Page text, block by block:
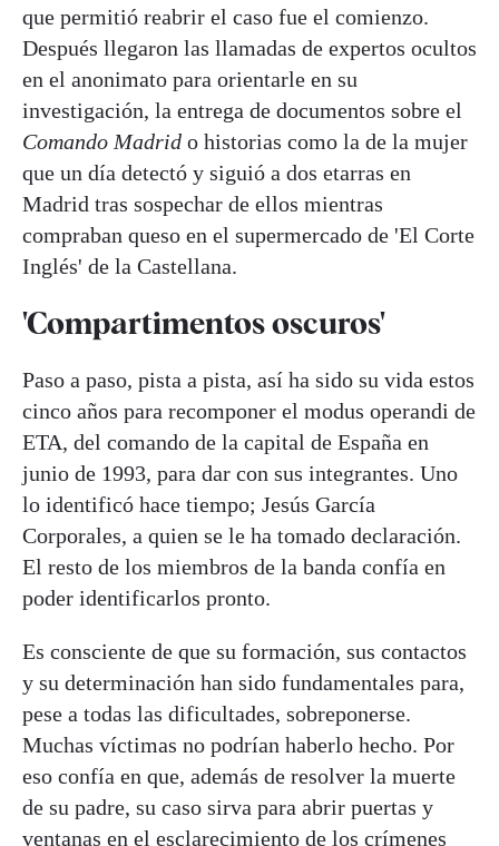
que permitió reabrir el caso fue el comienzo.
Después llegaron las llamadas de expertos ocultos
en el anonimato para orientarle en su
investigación, la entrega de documentos sobre el
Comando Madrid o historias como la de la mujer
que un día detectó y siguió a dos etarras en
Madrid tras sospechar de ellos mientras
compraban queso en el supermercado de 'El Corte
Inglés' de la Castellana.
'Compartimentos oscuros'
Paso a paso, pista a pista, así ha sido su vida estos
cinco años para recomponer el modus operandi de
ETA, del comando de la capital de España en
junio de 1993, para dar con sus integrantes. Uno
lo identificó hace tiempo; Jesús García
Corporales, a quien se le ha tomado declaración.
El resto de los miembros de la banda confía en
poder identificarlos pronto.
Es consciente de que su formación, sus contactos
y su determinación han sido fundamentales para,
pese a todas las dificultades, sobreponerse.
Muchas víctimas no podrían haberlo hecho. Por
eso confía en que, además de resolver la muerte
de su padre, su caso sirva para abrir puertas y
ventanas en el esclarecimiento de los crímenes